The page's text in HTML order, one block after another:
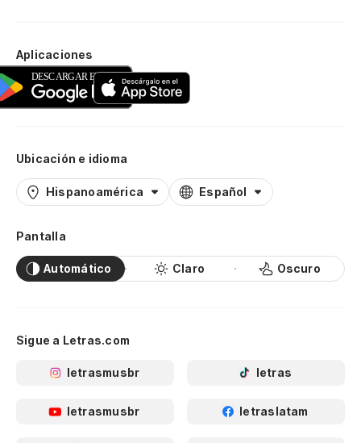
Aplicaciones
Ubicación e idioma
Hispanoamérica Español
Pantalla
Automático Claro Oscuro
Sigue a Letras.com
letrasmusbr letras
letrasmusbr letraslatam